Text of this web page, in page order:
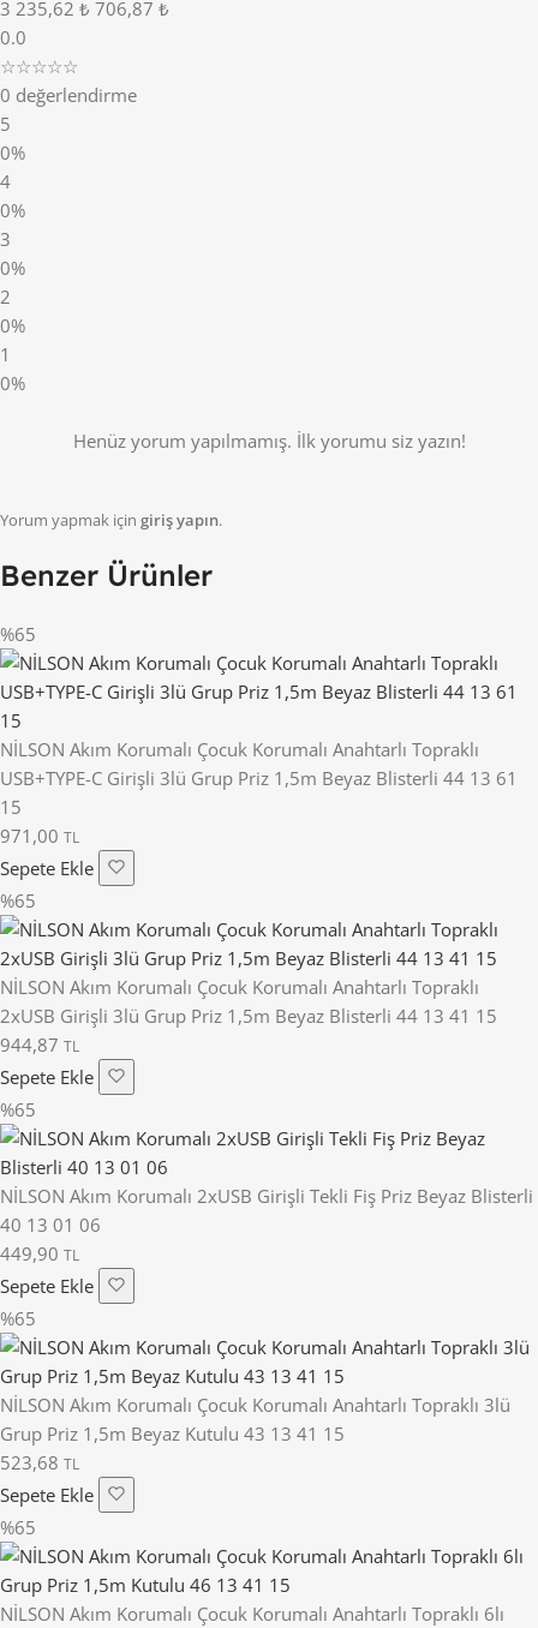
3 235,62 ₺ 706,87 ₺
0.0
☆☆☆☆☆
0 değerlendirme
5
0%
4
0%
3
0%
2
0%
1
0%
Henüz yorum yapılmamış. İlk yorumu siz yazın!
Yorum yapmak için giriş yapın.
Benzer Ürünler
%65
NİLSON Akım Korumalı Çocuk Korumalı Anahtarlı Topraklı
USB+TYPE-C Girişli 3lü Grup Priz 1,5m Beyaz Blisterli 44 13 61
15
971,00 TL
Sepete Ekle
%65
NİLSON Akım Korumalı Çocuk Korumalı Anahtarlı Topraklı
2xUSB Girişli 3lü Grup Priz 1,5m Beyaz Blisterli 44 13 41 15
944,87 TL
Sepete Ekle
%65
NİLSON Akım Korumalı 2xUSB Girişli Tekli Fiş Priz Beyaz Blisterli
40 13 01 06
449,90 TL
Sepete Ekle
%65
NİLSON Akım Korumalı Çocuk Korumalı Anahtarlı Topraklı 3lü
Grup Priz 1,5m Beyaz Kutulu 43 13 41 15
523,68 TL
Sepete Ekle
%65
NİLSON Akım Korumalı Çocuk Korumalı Anahtarlı Topraklı 6lı